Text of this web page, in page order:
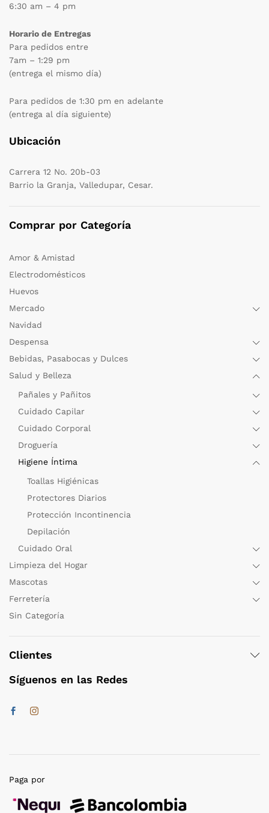
6:30 am – 4 pm
Horario de Entregas
Para pedidos entre
7am – 1:29 pm
(entrega el mismo día)
Para pedidos de 1:30 pm en adelante
(entrega al día siguiente)
Ubicación
Carrera 12 No. 20b-03
Barrio la Granja, Valledupar, Cesar.
Comprar por Categoría
Amor & Amistad
Electrodomésticos
Huevos
Mercado
Navidad
Despensa
Bebidas, Pasabocas y Dulces
Salud y Belleza
Pañales y Pañitos
Cuidado Capilar
Cuidado Corporal
Droguería
Higiene Íntima
Toallas Higiénicas
Protectores Diarios
Protección Incontinencia
Depilación
Cuidado Oral
Limpieza del Hogar
Mascotas
Ferretería
Sin Categoría
Clientes
Síguenos en las Redes
Paga por